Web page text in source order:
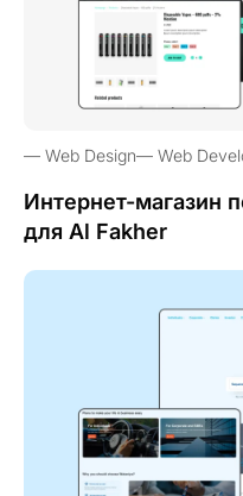
Web Design Web
Интернет-магазин
для Al Fakher